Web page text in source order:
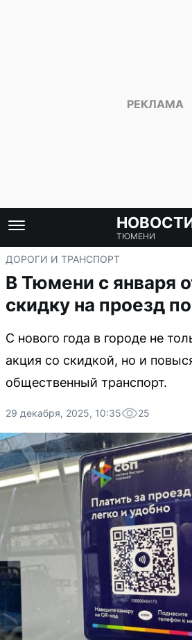
ТЮМЕНИ
ДОРОГИ И ТРАНСПОРТ
В Тюмени с января
скидку на проезд
С нового года в городе не
акция со скидкой, но и
общественный транспорт.
29 декабря, 2025, 10:35 25